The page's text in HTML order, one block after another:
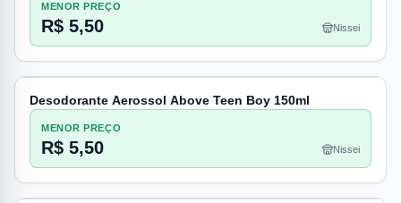
MENOR PREÇO
R$ 5,50 Nissei
Desodorante Aerossol Above Teen Boy 150ml
MENOR PREÇO
R$ 5,50 Nissei